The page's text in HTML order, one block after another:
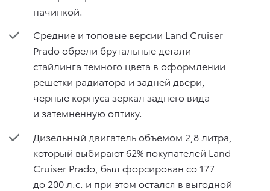
начинкой.
Средние и топовые версии Land Cruiser
Prado обрели брутальные детали
стайлинга темного цвета в оформлении
решетки радиатора и задней двери,
черные корпуса зеркал заднего вида
и затемненную оптику.
Дизельный двигатель объемом 2,8 литра,
который выбирают 62% покупателей Land
Cruiser Prado, был форсирован со 177
до 200 л.с. и при этом остался в выгодной